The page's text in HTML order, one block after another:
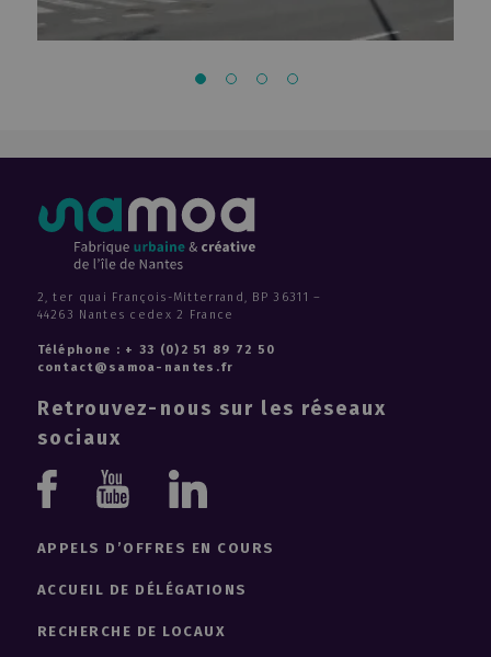
2, ter quai François-Mitterrand, BP 36311 –
44263 Nantes cedex 2 France
Téléphone : + 33 (0)2 51 89 72 50
contact@samoa-nantes.fr
Retrouvez-nous sur les réseaux
sociaux
YoutubeLinkedin
APPELS D’OFFRES EN COURS
ACCUEIL DE DÉLÉGATIONS
RECHERCHE DE LOCAUX